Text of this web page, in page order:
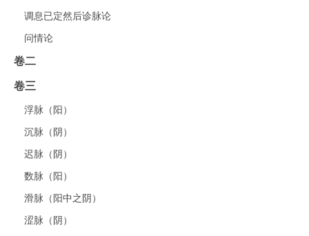
调息已定然后诊脉论
问情论
卷二
卷三
浮脉（阳）
沉脉（阴）
迟脉（阴）
数脉（阳）
滑脉（阳中之阴）
涩脉（阴）